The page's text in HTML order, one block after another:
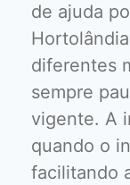
de ajuda
diferentes
sempre
vigente. A
quando o
facilitando